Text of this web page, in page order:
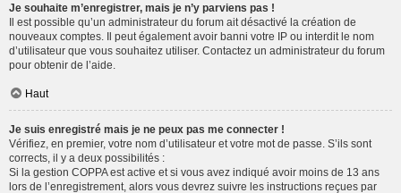
Je souhaite m’enregistrer, mais je n’y parviens pas !
Il est possible qu’un administrateur du forum ait désactivé la création de
nouveaux comptes. Il peut également avoir banni votre IP ou interdit le nom
d’utilisateur que vous souhaitez utiliser. Contactez un administrateur du forum
pour obtenir de l’aide.
Haut
Je suis enregistré mais je ne peux pas me connecter !
Vérifiez, en premier, votre nom d’utilisateur et votre mot de passe. S’ils sont
corrects, il y a deux possibilités :
Si la gestion COPPA est active et si vous avez indiqué avoir moins de 13 ans
lors de l’enregistrement, alors vous devrez suivre les instructions reçues par